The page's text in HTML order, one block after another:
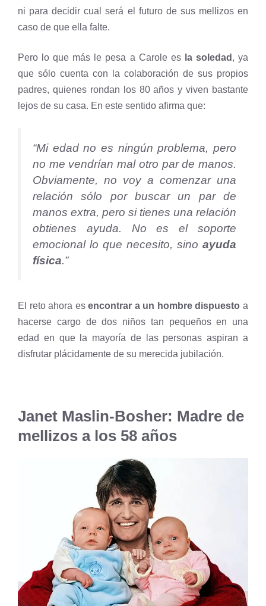
ni para decidir cual será el futuro de sus mellizos en
caso de que ella falte.
Pero lo que más le pesa a Carole es la soledad , ya
que sólo cuenta con la colaboración de sus propios
padres, quienes rondan los 80 años y viven bastante
lejos de su casa. En este sentido afirma que:
“Mi edad no es ningún problema, pero
no me vendrían mal otro par de manos.
Obviamente, no voy a comenzar una
relación sólo por buscar un par de
manos extra, pero si tienes una relación
obtienes ayuda. No es el soporte
emocional lo que necesito, sino ayuda
física.”
El reto ahora esencontrar a un hombre dispuesto a
hacerse cargo de dos niños tan pequeños en una
edad en que la mayoría de las personas aspiran a
disfrutar plácidamente de su merecida jubilación.
Janet Maslin-Bosher: Madre de
mellizos a los 58 años